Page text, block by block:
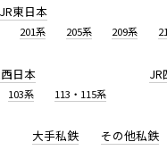
JR東日本
201系 205系 209系
日本
103系 113・115系
JR
大手私鉄 その他私鉄